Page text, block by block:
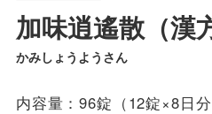
加味逍遙散（漢
かみしょうようさん
内容量：96錠（12錠×8日分